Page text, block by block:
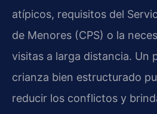
atípicos, requisitos del
de Menores (CPS) o la
visitas a larga distancia. Un
crianza bien estructurado
reducir los conflictos y